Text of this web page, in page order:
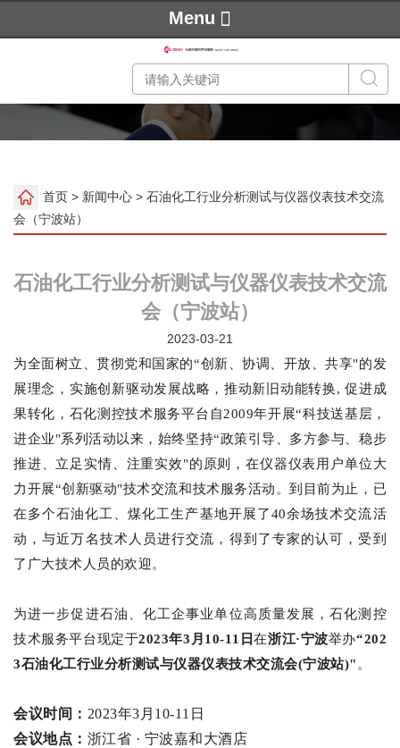
Menu
首页 > 新闻中心 > 石油化工行业分析测试与仪器仪表技术交流
会（宁波站）
石油化工行业分析测试与仪器仪表技术交流
会（宁波站）
2023-03-21
为全面树立、贯彻党和国家的“创新、协调、开放、共享"的发
展理念，实施创新驱动发展战略，推动新旧动能转换, 促进成
果转化，石化测控技术服务平台自2009年开展“科技送基层，
进企业"系列活动以来，始终坚持“政策引导、多方参与、稳步
推进、立足实情、注重实效"的原则，在仪器仪表用户单位大
力开展“创新驱动"技术交流和技术服务活动。到目前为止，已
在多个石油化工、煤化工生产基地开展了40余场技术交流活
动，与近万名技术人员进行交流，得到了专家的认可，受到
了广大技术人员的欢迎。
为进一步促进石油、化工企事业单位高质量发展，石化测控
技术服务平台现定于2023年3月10-11日在浙江·宁波举办“202
3石油化工行业分析测试与仪器仪表技术交流会(宁波站)"。
会议时间： 2023年3月10-11日
会议地点： 浙江省 · 宁波嘉和大酒店